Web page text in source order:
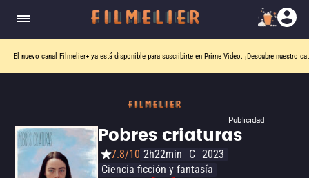
El nuevo canal Filmelier+ ya está disponible para suscribirte en Prime Video. ¡Descubre nuestro
Publicidad
Pobres criaturas
7.8/10 2h22min C 2023
Ciencia ficción y fantasía